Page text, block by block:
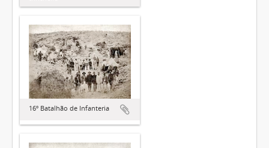
16º Batalhão de Infanteria